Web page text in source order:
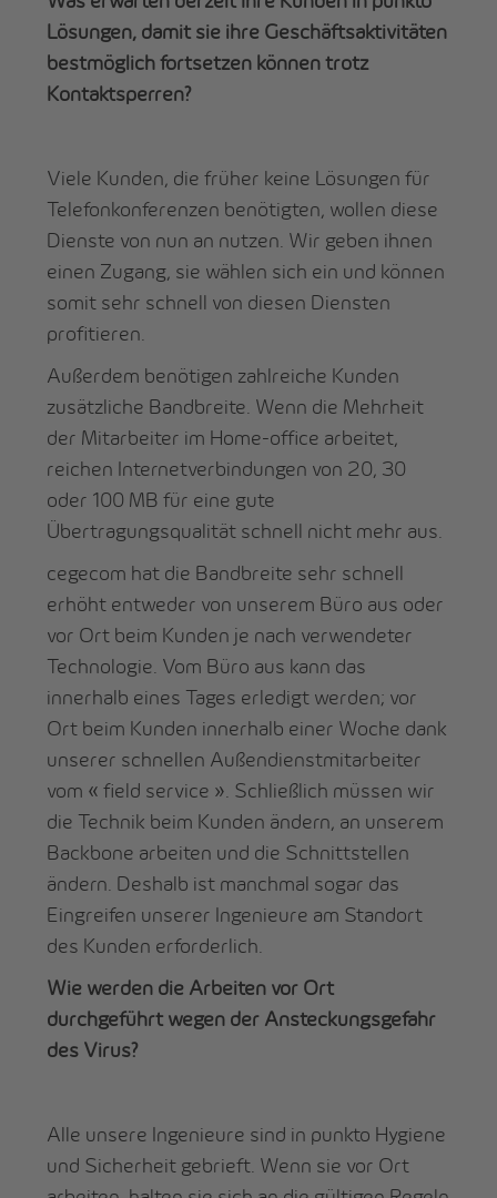
Lösungen, damit sie ihre Geschäftsaktivitäten
bestmöglich fortsetzen können trotz
Kontaktsperren?
Viele Kunden, die früher keine Lösungen für
Telefonkonferenzen benötigten, wollen diese
Dienste von nun an nutzen. Wir geben ihnen
einen Zugang, sie wählen sich ein und können
somit sehr schnell von diesen Diensten
profitieren.
Außerdem benötigen zahlreiche Kunden
zusätzliche Bandbreite. Wenn die Mehrheit
der Mitarbeiter im Home-office arbeitet,
reichen Internetverbindungen von 20, 30
oder 100 MB für eine gute
Übertragungsqualität schnell nicht mehr aus.
cegecom hat die Bandbreite sehr schnell
erhöht entweder von unserem Büro aus oder
vor Ort beim Kunden je nach verwendeter
Technologie. Vom Büro aus kann das
innerhalb eines Tages erledigt werden; vor
Ort beim Kunden innerhalb einer Woche dank
unserer schnellen Außendienstmitarbeiter
vom « field service ». Schließlich müssen wir
die Technik beim Kunden ändern, an unserem
Backbone arbeiten und die Schnittstellen
ändern. Deshalb ist manchmal sogar das
Eingreifen unserer Ingenieure am Standort
des Kunden erforderlich.
Wie werden die Arbeiten vor Ort
durchgeführt wegen der Ansteckungsgefahr
des Virus?
Alle unsere Ingenieure sind in punkto Hygiene
und Sicherheit gebrieft. Wenn sie vor Ort